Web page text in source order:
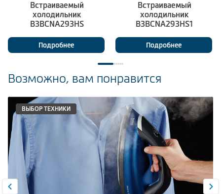
Встраиваемый
холодильник
B3BCNA293HS
Подробнее
Встраиваемый
холодильник
B3BCNA293HS1
Подробнее
Возможно, вам понравится
ВЫБОР ТЕХНИКИ